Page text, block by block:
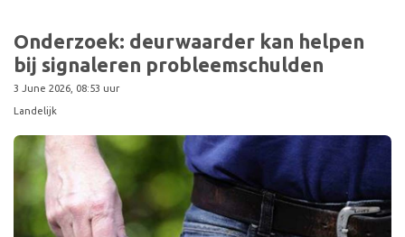
Onderzoek: deurwaarder kan helpen
bij signaleren probleemschulden
3 June 2026, 08:53 uur
Landelijk